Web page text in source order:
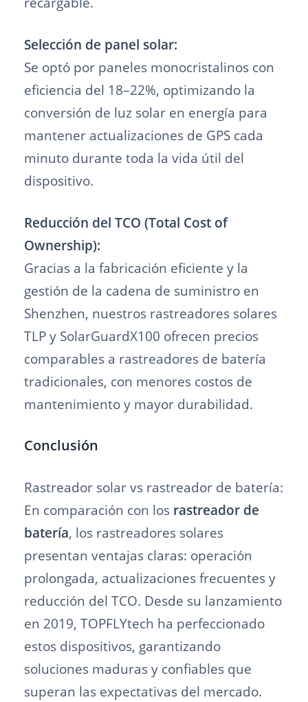
Selección de panel solar:
Se optó por paneles monocristalinos con
eficiencia del 18–22%, optimizando la
conversión de luz solar en energía para
mantener actualizaciones de GPS cada
minuto durante toda la vida útil del
dispositivo.
Reducción del TCO (Total Cost of
Ownership):
Gracias a la fabricación eficiente y la
gestión de la cadena de suministro en
Shenzhen, nuestros rastreadores solares
TLP y SolarGuardX100 ofrecen precios
comparables a rastreadores de batería
tradicionales, con menores costos de
mantenimiento y mayor durabilidad.
Conclusión
Rastreador solar vs rastreador de batería:
En comparación con los rastreador de
batería, los rastreadores solares
presentan ventajas claras: operación
prolongada, actualizaciones frecuentes y
reducción del TCO. Desde su lanzamiento
en 2019, TOPFLYtech ha perfeccionado
estos dispositivos, garantizando
soluciones maduras y confiables que
superan las expectativas del mercado.